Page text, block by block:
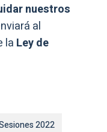
nuestros
al
la Ley de
2022